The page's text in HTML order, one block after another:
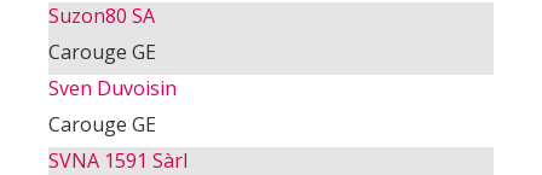
Suzon80 SA
Carouge GE
Sven Duvoisin
Carouge GE
SVNA 1591 Sàrl